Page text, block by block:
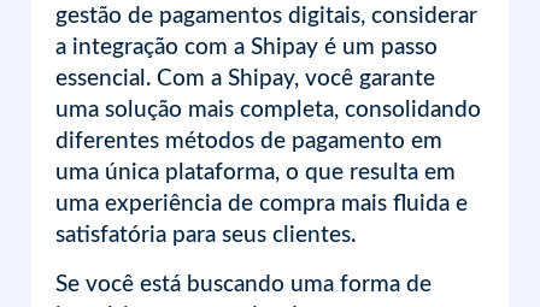
gestão de pagamentos digitais, considerar
a integração com a Shipay é um passo
essencial. Com a Shipay, você garante
uma solução mais completa, consolidando
diferentes métodos de pagamento em
uma única plataforma, o que resulta em
uma experiência de compra mais fluida e
satisfatória para seus clientes.
Se você está buscando uma forma de